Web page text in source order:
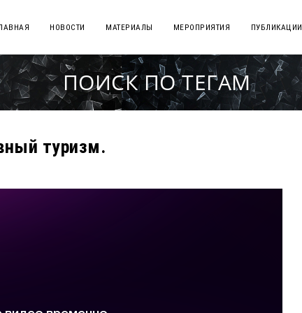
НОВОСТИ МАТЕРИАЛЫ МЕРОПРИЯТИЯ ПУБЛИКАЦИИ
ПОИСК ПО ТЕГАМ
туризм.